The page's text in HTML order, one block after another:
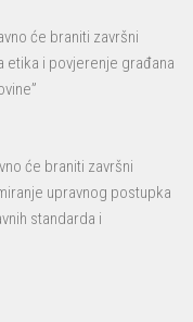
će braniti završni
etika i povjerenje građana
će braniti završni
upravnog postupka
standarda i